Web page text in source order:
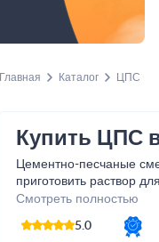
Главная Каталог ЦПС
Купить ЦПС
Цементно-песчаные
приготовить раствор
выравнивания пола,
поверхностей,
Смотреть полностью
5.0